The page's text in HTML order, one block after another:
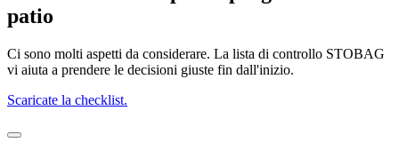
patio
Ci sono molti aspetti da considerare. La lista di controllo STOBAG
vi aiuta a prendere le decisioni giuste fin dall'inizio.
Scaricate la checklist.